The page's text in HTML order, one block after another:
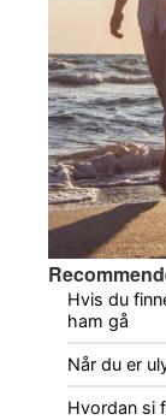
Hvis du
ham gå
Når du er
Hvordan si